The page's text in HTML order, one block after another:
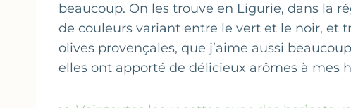
beaucoup. On les trouve en Ligurie, dans la
de couleurs variant entre le vert et le noir, et
olives provençales, que j’aime aussi
elles ont apporté de délicieux arômes à mes